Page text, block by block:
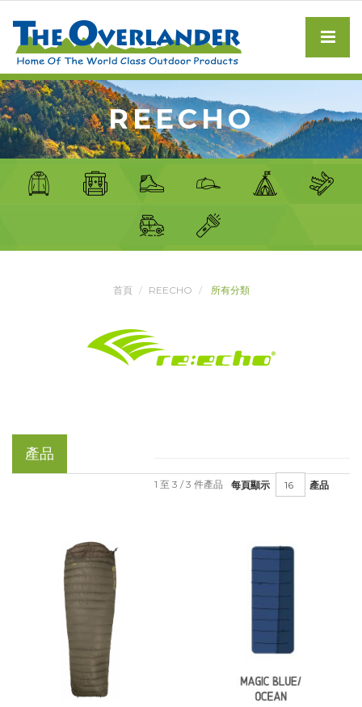
REECHO
首頁 REECHO 所有分類
產品
每頁顯示 產品
1 至 3 / 3 件產品